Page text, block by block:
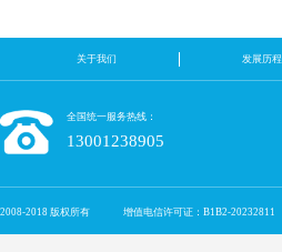
关于我们 发展历程
全国统一服务热线：
13001238905
2008-2018 版权所有 增值电信许可证：B1B2-20232811